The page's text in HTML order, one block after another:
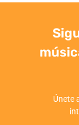
Únete